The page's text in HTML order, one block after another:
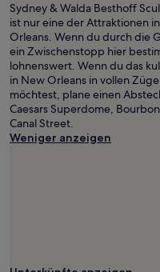
Sydney & Walda Besthoff
ist nur eine der Attraktionen
Orleans. Wenn du durch die
ein Zwischenstopp hier
lohnenswert. Wenn du das
in New Orleans in vollen
möchtest, plane einen
Caesars Superdome,
Canal Street.
Weniger anzeigen